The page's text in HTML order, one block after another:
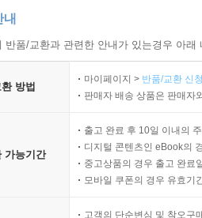
품/교환과 관련한 안내가 있는경우 아
방법
마이페이지 > 반품/교환 신
판매자 배송 상품은 판매자
가능기간
출고 완료 후 10일 이내의
디지털 콘텐츠인 eBook의
중고상품의 경우 출고 완료
모바일 쿠폰의 경우 유효기
고객의 단순변심 및 착오구